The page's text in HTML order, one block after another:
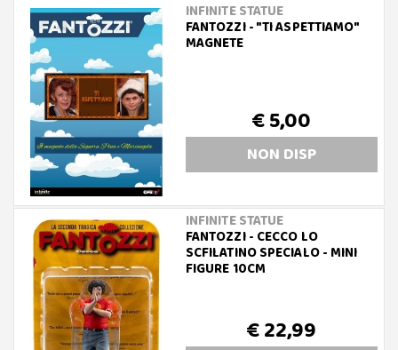
INFINITE STATUE
FANTOZZI - "TI ASPETTIAMO"
MAGNETE
€ 5,00
NON DISP
INFINITE STATUE
FANTOZZI - CECCO LO
SCFILATINO SPECIALO - MINI
FIGURE 10CM
€ 22,99